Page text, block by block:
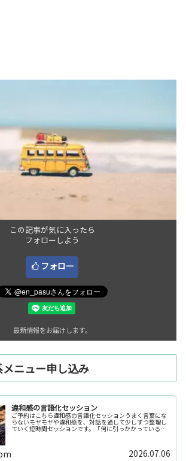
この記事が気に入ったら
フォローしよう
フォロー
最新情報をお届けします。
ニュー申し込み
違和感の言語化セッション
ご予約はこちら違和感の言語化セッションうまく言葉にな
らないモヤモヤや違和感を、対話を通して少しずつ整理し
ていく短時間セッションです。「何に引っかかっているの
か分からない」「今の自分の状態を整理したい」そんな時
2026.07.06